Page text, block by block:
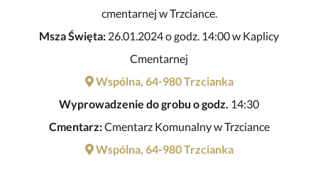
cmentarnej w Trzciance.
Msza Święta: 26.01.2024 o godz. 14:00 w Kaplicy
Cmentarnej
Wspólna, 64-980 Trzcianka
Wyprowadzenie do grobu o godz. 14:30
Cmentarz:Cmentarz Komunalny w Trzciance
Wspólna, 64-980 Trzcianka